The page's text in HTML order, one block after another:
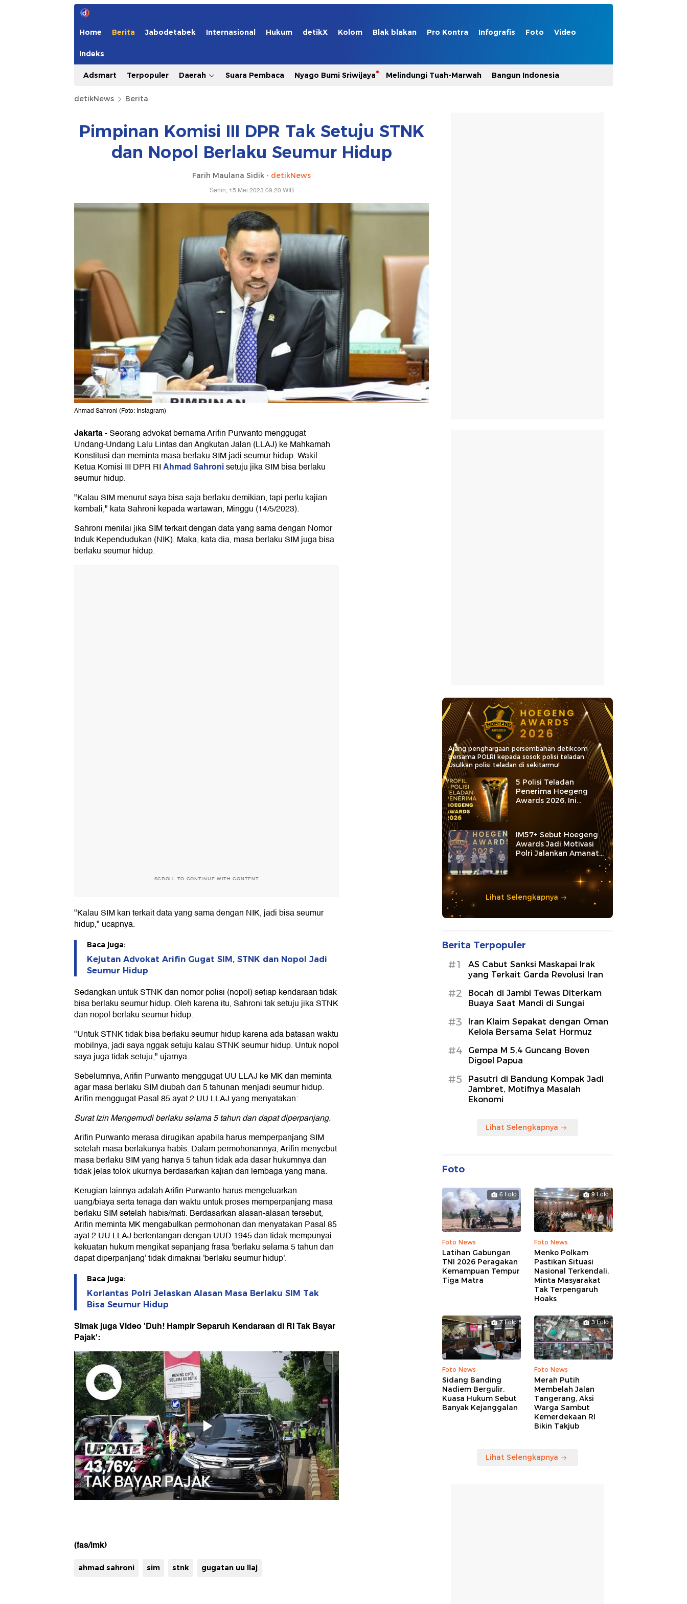
Home Berita Jabodetabek Internasional Hukum detikX Kolom Blak blakan Pro Kontra Infografis Foto Video
Indeks
Adsmart Terpopuler Daerah Suara Pembaca Nyago Bumi Sriwijaya Melindungi Tuah-Marwah Bangun Indonesia
detikNews Berita
Pimpinan Komisi III DPR Tak Setuju STNK
dan Nopol Berlaku Seumur Hidup
Farih Maulana Sidik - detikNews
Senin, 15 Mei 2023 09:20 WIB
Ahmad Sahroni (Foto: Instagram)
Jakarta-Seorang advokat bernama Arifin Purwanto menggugat
Undang-Undang Lalu Lintas dan Angkutan Jalan (LLAJ) ke Mahkamah
Konstitusi dan meminta masa berlaku SIM jadi seumur hidup. Wakil
Ketua Komisi III DPR RIAhmad Sahronisetuju jika SIM bisa berlaku
seumur hidup.
"Kalau SIM menurut saya bisa saja berlaku demikian, tapi perlu kajian
kembali," kata Sahroni kepada wartawan, Minggu (14/5/2023).
Sahroni menilai jika SIM terkait dengan data yang sama dengan Nomor
Induk Kependudukan (NIK). Maka, kata dia, masa berlaku SIM juga bisa
berlaku seumur hidup.
SCROLL TO CONTINUE WITH CONTENT
"Kalau SIM kan terkait data yang sama dengan NIK, jadi bisa seumur
hidup," ucapnya.
Baca juga:
Kejutan Advokat Arifin Gugat SIM, STNK dan Nopol Jadi
Seumur Hidup
Sedangkan untuk STNK dan nomor polisi (nopol) setiap kendaraan tidak
bisa berlaku seumur hidup. Oleh karena itu, Sahroni tak setuju jika STNK
dan nopol berlaku seumur hidup.
"Untuk STNK tidak bisa berlaku seumur hidup karena ada batasan waktu
mobilnya, jadi saya nggak setuju kalau STNK seumur hidup. Untuk nopol
saya juga tidak setuju," ujarnya.
Sebelumnya, Arifin Purwanto menggugat UU LLAJ ke MK dan meminta
agar masa berlaku SIM diubah dari 5 tahunan menjadi seumur hidup.
Arifin menggugat Pasal 85 ayat 2 UU LLAJ yang menyatakan:
Surat Izin Mengemudi berlaku selama 5 tahun dan dapat diperpanjang.
Arifin Purwanto merasa dirugikan apabila harus memperpanjang SIM
setelah masa berlakunya habis. Dalam permohonannya, Arifin menyebut
masa berlaku SIM yang hanya 5 tahun tidak ada dasar hukumnya dan
tidak jelas tolok ukurnya berdasarkan kajian dari lembaga yang mana.
Kerugian lainnya adalah Arifin Purwanto harus mengeluarkan
uang/biaya serta tenaga dan waktu untuk proses memperpanjang masa
berlaku SIM setelah habis/mati. Berdasarkan alasan-alasan tersebut,
Arifin meminta MK mengabulkan permohonan dan menyatakan Pasal 85
ayat 2 UU LLAJ bertentangan dengan UUD 1945 dan tidak mempunyai
kekuatan hukum mengikat sepanjang frasa 'berlaku selama 5 tahun dan
dapat diperpanjang' tidak dimaknai 'berlaku seumur hidup'.
Baca juga:
Korlantas Polri Jelaskan Alasan Masa Berlaku SIM Tak
Bisa Seumur Hidup
Simak juga Video 'Duh! Hampir Separuh Kendaraan di RI Tak Bayar
Pajak':
(fas/imk)
ahmad sahroni sim stnk gugatan uu llaj
Ajang penghargaan persembahan detikcom
bersama POLRI kepada sosok polisi teladan.
Usulkan polisi teladan di sekitarmu!
5 Polisi Teladan
Penerima Hoegeng
Awards 2026, Ini
Kategori dan Kiprahnya
IM57+ Sebut Hoegeng
Awards Jadi Motivasi
Polri Jalankan Amanat
Lihat Selengkapnya
Berita Terpopuler
#1
AS Cabut Sanksi Maskapai Irak
yang Terkait Garda Revolusi Iran
#2
Bocah di Jambi Tewas Diterkam
Buaya Saat Mandi di Sungai
#3
Iran Klaim Sepakat dengan Oman
Kelola Bersama Selat Hormuz
#4
Gempa M 5,4 Guncang Boven
Digoel Papua
#5
Pasutri di Bandung Kompak Jadi
Jambret, Motifnya Masalah
Ekonomi
Lihat Selengkapnya
Foto
6 Foto
Foto News
Latihan Gabungan
TNI 2026 Peragakan
Kemampuan Tempur
Tiga Matra
9 Foto
Foto News
Menko Polkam
Pastikan Situasi
Nasional Terkendali,
Minta Masyarakat
Tak Terpengaruh
Hoaks
7 Foto
Foto News
Sidang Banding
Nadiem Bergulir,
Kuasa Hukum Sebut
Banyak Kejanggalan
3 Foto
Foto News
Merah Putih
Membelah Jalan
Tangerang, Aksi
Warga Sambut
Kemerdekaan RI
Bikin Takjub
Lihat Selengkapnya